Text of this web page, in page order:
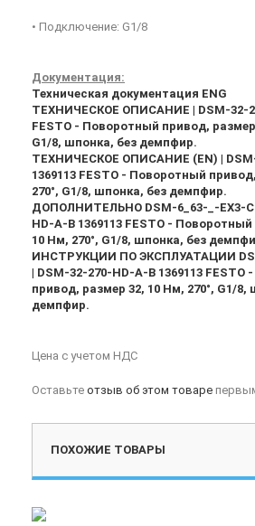
• Подключение: G1/8
Документация:
Техническая документация ENG
ТЕХНИЧЕСКОЕ ОПИСАНИЕ | DSM-32-
FESTO - Поворотный привод, размер
G1/8, шпонка, без демпфир.
ТЕХНИЧЕСКОЕ ОПИСАНИЕ (EN) |
1369113 FESTO - Поворотный
270°, G1/8, шпонка, без демпфир.
ДОПОЛНИТЕЛЬНО DSM-6_63-_-EX3-
HD-A-B 1369113 FESTO -
10 Нм, 270°, G1/8, шпонка, без
ИНСТРУКЦИИ ПО ЭКСПЛУАТАЦИИ
| DSM-32-270-HD-A-B 1369113
привод, размер 32, 10 Нм, 270°, G1/8,
демпфир.
Цена с учетом НДС
Оставьте отзыв об этом товаре
ПОХОЖИЕ ТОВАРЫ